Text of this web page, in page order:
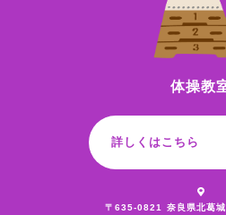
体操教
詳しくはこちら
〒635-0821 奈良県北葛